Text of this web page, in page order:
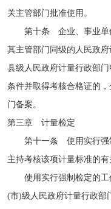
关主管部门批准使用。
第十条 企业、事业单位
其主管部门同级的人民政
县级人民政府计量行政部
条件并取得考核合格证的
门备案。
第三章 计量检定
第十一条 使用实行强制
主持考核该项计量标准的
使用实行强制检定的工
(市)级人民政府计量行政部